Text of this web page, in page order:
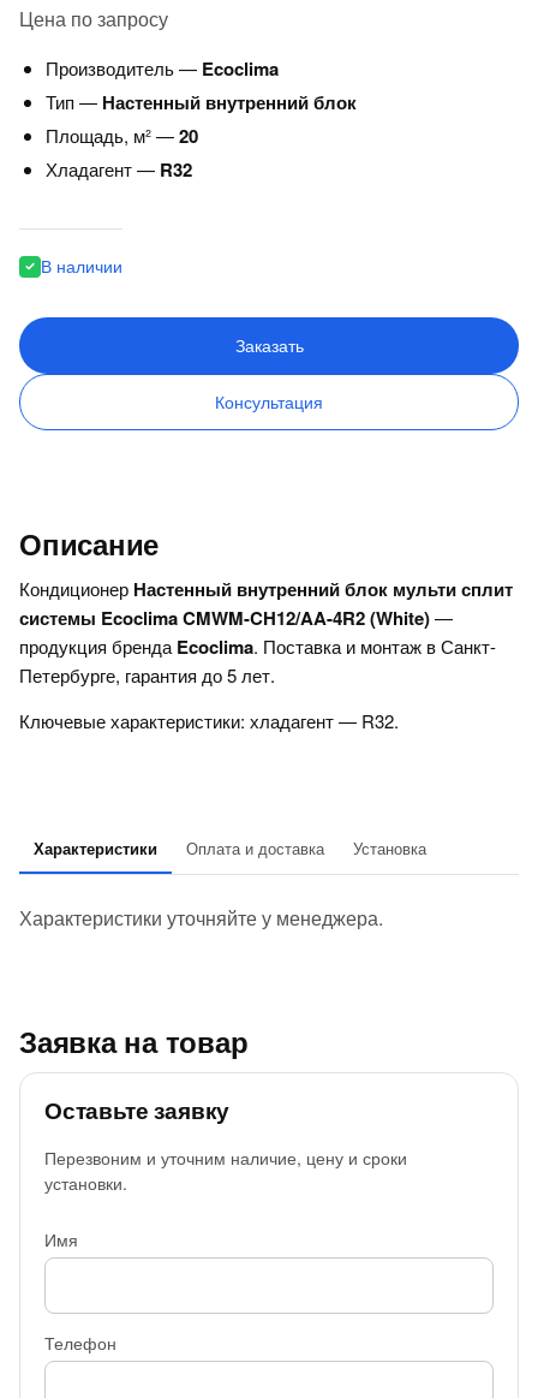
Цена по запросу
Производитель — Ecoclima
Тип — Настенный внутренний блок
Площадь, м² —20
Хладагент — R32
В наличии
Заказать
Консультация
Описание
Кондиционер Настенный внутренний блок мульти сплит
системы Ecoclima CMWM-CH12/AA-4R2 (White)—
продукция брендаEcoclima. Поставка и монтаж в Санкт-
Петербурге, гарантия до 5 лет.
Ключевые характеристики: хладагент — R32.
Характеристики Оплата и доставка Установка
Характеристики уточняйте у менеджера.
Заявка на товар
Оставьте заявку
Перезвоним и уточним наличие, цену и сроки
установки.
Имя
Телефон